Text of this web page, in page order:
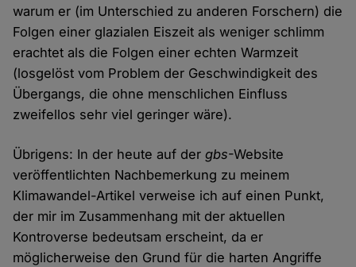
warum er (im Unterschied zu anderen Forschern) die
Folgen einer glazialen Eiszeit als weniger schlimm
erachtet als die Folgen einer echten Warmzeit
(losgelöst vom Problem der Geschwindigkeit des
Übergangs, die ohne menschlichen Einfluss
zweifellos sehr viel geringer wäre).
Übrigens: In der heute auf dergbs-Website
veröffentlichten Nachbemerkung zu meinem
Klimawandel-Artikel verweise ich auf einen Punkt,
der mir im Zusammenhang mit der aktuellen
Kontroverse bedeutsam erscheint, da er
möglicherweise den Grund für die harten Angriffe